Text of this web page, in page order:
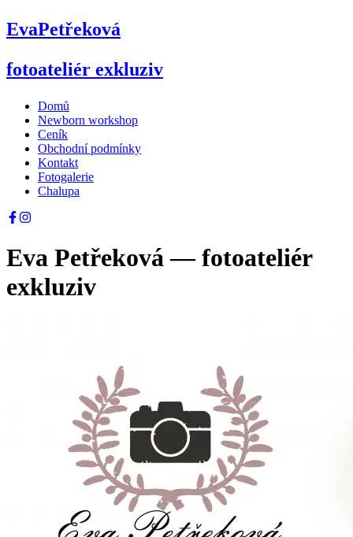
EvaPetřeková
fotoateliér exkluziv
Domů
Newborn workshop
Ceník
Obchodní podmínky
Kontakt
Fotogalerie
Chalupa
Eva Petřeková — fotoateliér
exkluziv